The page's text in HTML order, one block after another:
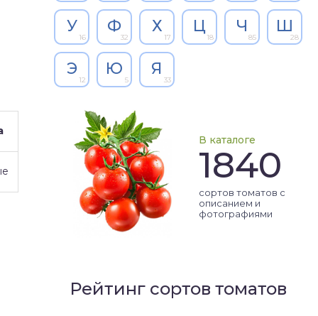
У
16
Ф
32
Х
17
Ц
18
Ч
85
Ш
28
Э
12
Ю
5
Я
33
В каталоге
1840
сортов томатов с
описанием и
фотографиями
Рейтинг сортов томатов